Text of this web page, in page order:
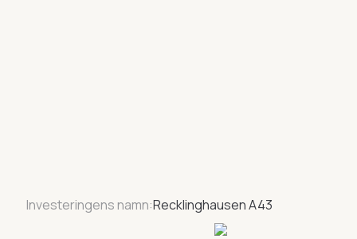
Investeringens namn:Recklinghausen A43